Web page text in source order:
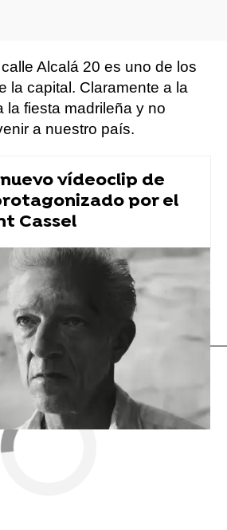
Alcalá 20 es uno de los
la capital. Claramente a la
la fiesta madrileña y no
a nuestro país.
vídeoclip de
por el
Cassel